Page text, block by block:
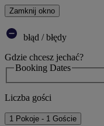
Zamknij okno
błąd / błędy
Gdzie chcesz jechać?
Booking Dates
Liczba gości
1 Pokoje - 1 Goście